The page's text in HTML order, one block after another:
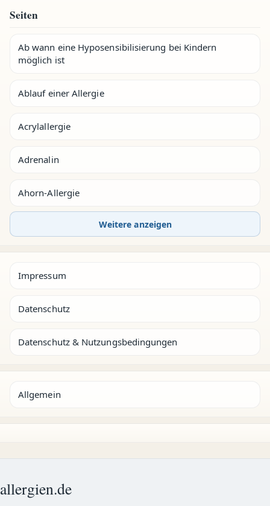
Seiten
Ab wann eine Hyposensibilisierung bei Kindern
möglich ist
Ablauf einer Allergie
Acrylallergie
Adrenalin
Ahorn-Allergie
Weitere anzeigen
Impressum
Datenschutz
Datenschutz & Nutzungsbedingungen
Allgemein
allergien.de